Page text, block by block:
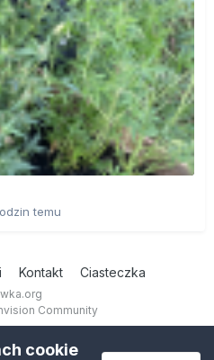
temu
Kontakt Ciasteczka
Community
cookie